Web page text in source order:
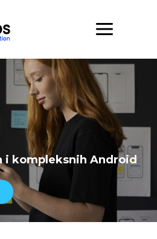
i kompleksnih Android